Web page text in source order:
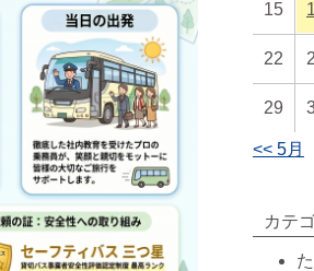
15
22
29
<< 5月
カテ